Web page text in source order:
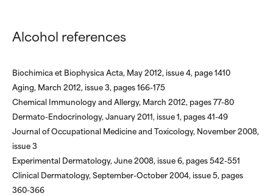
Alcohol references
Biochimica et Biophysica Acta, May 2012, issue 4, page 1410
Aging, March 2012, issue 3, pages 166-175
Chemical Immunology and Allergy, March 2012, pages 77-80
Dermato-Endocrinology, January 2011, issue 1, pages 41-49
Journal of Occupational Medicine and Toxicology, November 2008,
issue 3
Experimental Dermatology, June 2008, issue 6, pages 542-551
Clinical Dermatology, September-October 2004, issue 5, pages
360-366
Può causare irritazioni,
infiammazioni, secchezza, ecc.
alcuni casi, ma nel complesso è
dimostrato che fa più male che
bene.
NON CLASSIFICATO
un voto a questo ingrediente
perché non abbiamo avuto
modo di esaminare la ricerca in
Può causare irritazioni,
infiammazioni, secchezza, ecc.
alcuni casi, ma nel complesso è
dimostrato che fa più male che
bene.
NON CLASSIFICATO
un voto a questo ingrediente
perché non abbiamo avuto
modo di esaminare la ricerca in